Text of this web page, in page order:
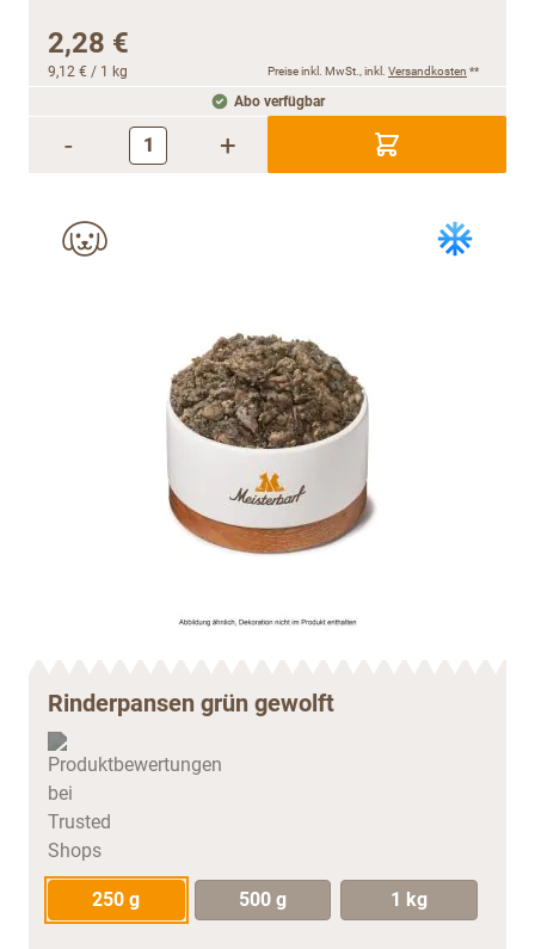
2,28 €
9,12 € / 1 kg Preise inkl. MwSt., inkl. Versandkosten **
Abo verfügbar
- +
Rinderpansen grün gewolft
250 g 500 g 1 kg